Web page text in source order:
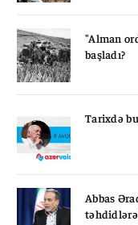
"Alman
başladı?
Tarixdə
Abbas